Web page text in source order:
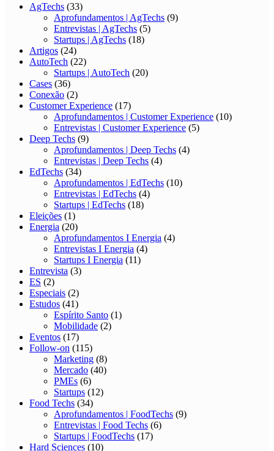
AgTechs (33)
Aprofundamentos | AgTechs (9)
Entrevistas | AgTechs (5)
Startups | AgTechs (18)
Artigos (24)
AutoTech (22)
Startups | AutoTech (20)
Cases (36)
Conexão (2)
Customer Experience (17)
Aprofundamentos | Customer Experience (10)
Entrevistas | Customer Experience (5)
Deep Techs (9)
Aprofundamentos | Deep Techs (4)
Entrevistas | Deep Techs (4)
EdTechs (34)
Aprofundamentos | EdTechs (10)
Entrevistas | EdTechs (4)
Startups | EdTechs (18)
Eleições (1)
Energia (20)
Aprofundamentos I Energia (4)
Entrevistas I Energia (4)
Startups I Energia (11)
Entrevista (3)
ES (2)
Especiais (2)
Estudos (41)
Espírito Santo (1)
Mobilidade (2)
Eventos (17)
Follow-on (115)
Marketing (8)
Mercado (40)
PMEs (6)
Startups (12)
Food Techs (34)
Aprofundamentos | FoodTechs (9)
Entrevistas | Food Techs (6)
Startups | FoodTechs (17)
Hard Sciences (10)